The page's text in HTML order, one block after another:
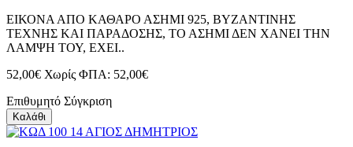
ΕΙΚΟΝΑ ΑΠΟ ΚΑΘΑΡΟ ΑΣΗΜΙ 925, ΒΥΖΑΝΤΙΝΗΣ
ΤΕΧΝΗΣ ΚΑΙ ΠΑΡΑΔΟΣΗΣ, ΤΟ ΑΣΗΜΙ ΔΕΝ ΧΑΝΕΙ ΤΗΝ
ΛΑΜΨΗ ΤΟΥ, ΕΧΕΙ..
52,00€ Χωρίς ΦΠΑ: 52,00€
Επιθυμητό Σύγκριση
Καλάθι